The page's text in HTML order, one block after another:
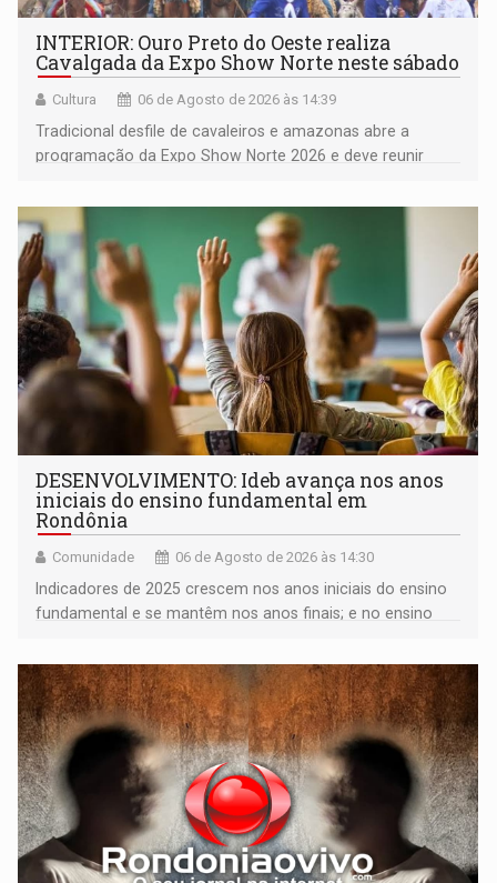
INTERIOR: Ouro Preto do Oeste realiza
Cavalgada da Expo Show Norte neste sábado
Cultura 06 de Agosto de 2026 às 14:39
Tradicional desfile de cavaleiros e amazonas abre a
programação da Expo Show Norte 2026 e deve reunir
DESENVOLVIMENTO: Ideb avança nos anos
iniciais do ensino fundamental em
Rondônia
Comunidade 06 de Agosto de 2026 às 14:30
Indicadores de 2025 crescem nos anos iniciais do ensino
fundamental e se mantêm nos anos finais; e no ensino